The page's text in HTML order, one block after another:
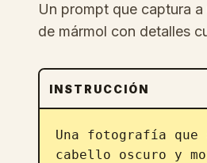
Un prompt que captura
de mármol con detalles
INSTRUCCIÓN
Una fotografía
cabello oscuro y